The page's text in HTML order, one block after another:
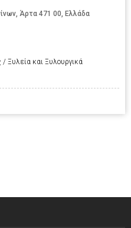
Άρτα 471 00, Ελλάδα
Ξυλεία και Ξυλουργικά